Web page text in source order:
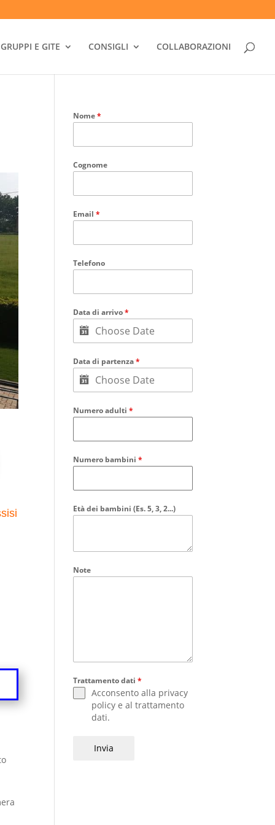
GRUPPI E GITE CONSIGLI COLLABORAZIONI
Nome*
Cognome
Email*
Telefono
Data di arrivo*
Data di partenza*
Numero adulti*
Numero bambini*
Età dei bambini (Es. 5, 3, 2...)
Note
Trattamento dati*
Acconsento alla privacy
policy e altrattamento
dati.
Invia